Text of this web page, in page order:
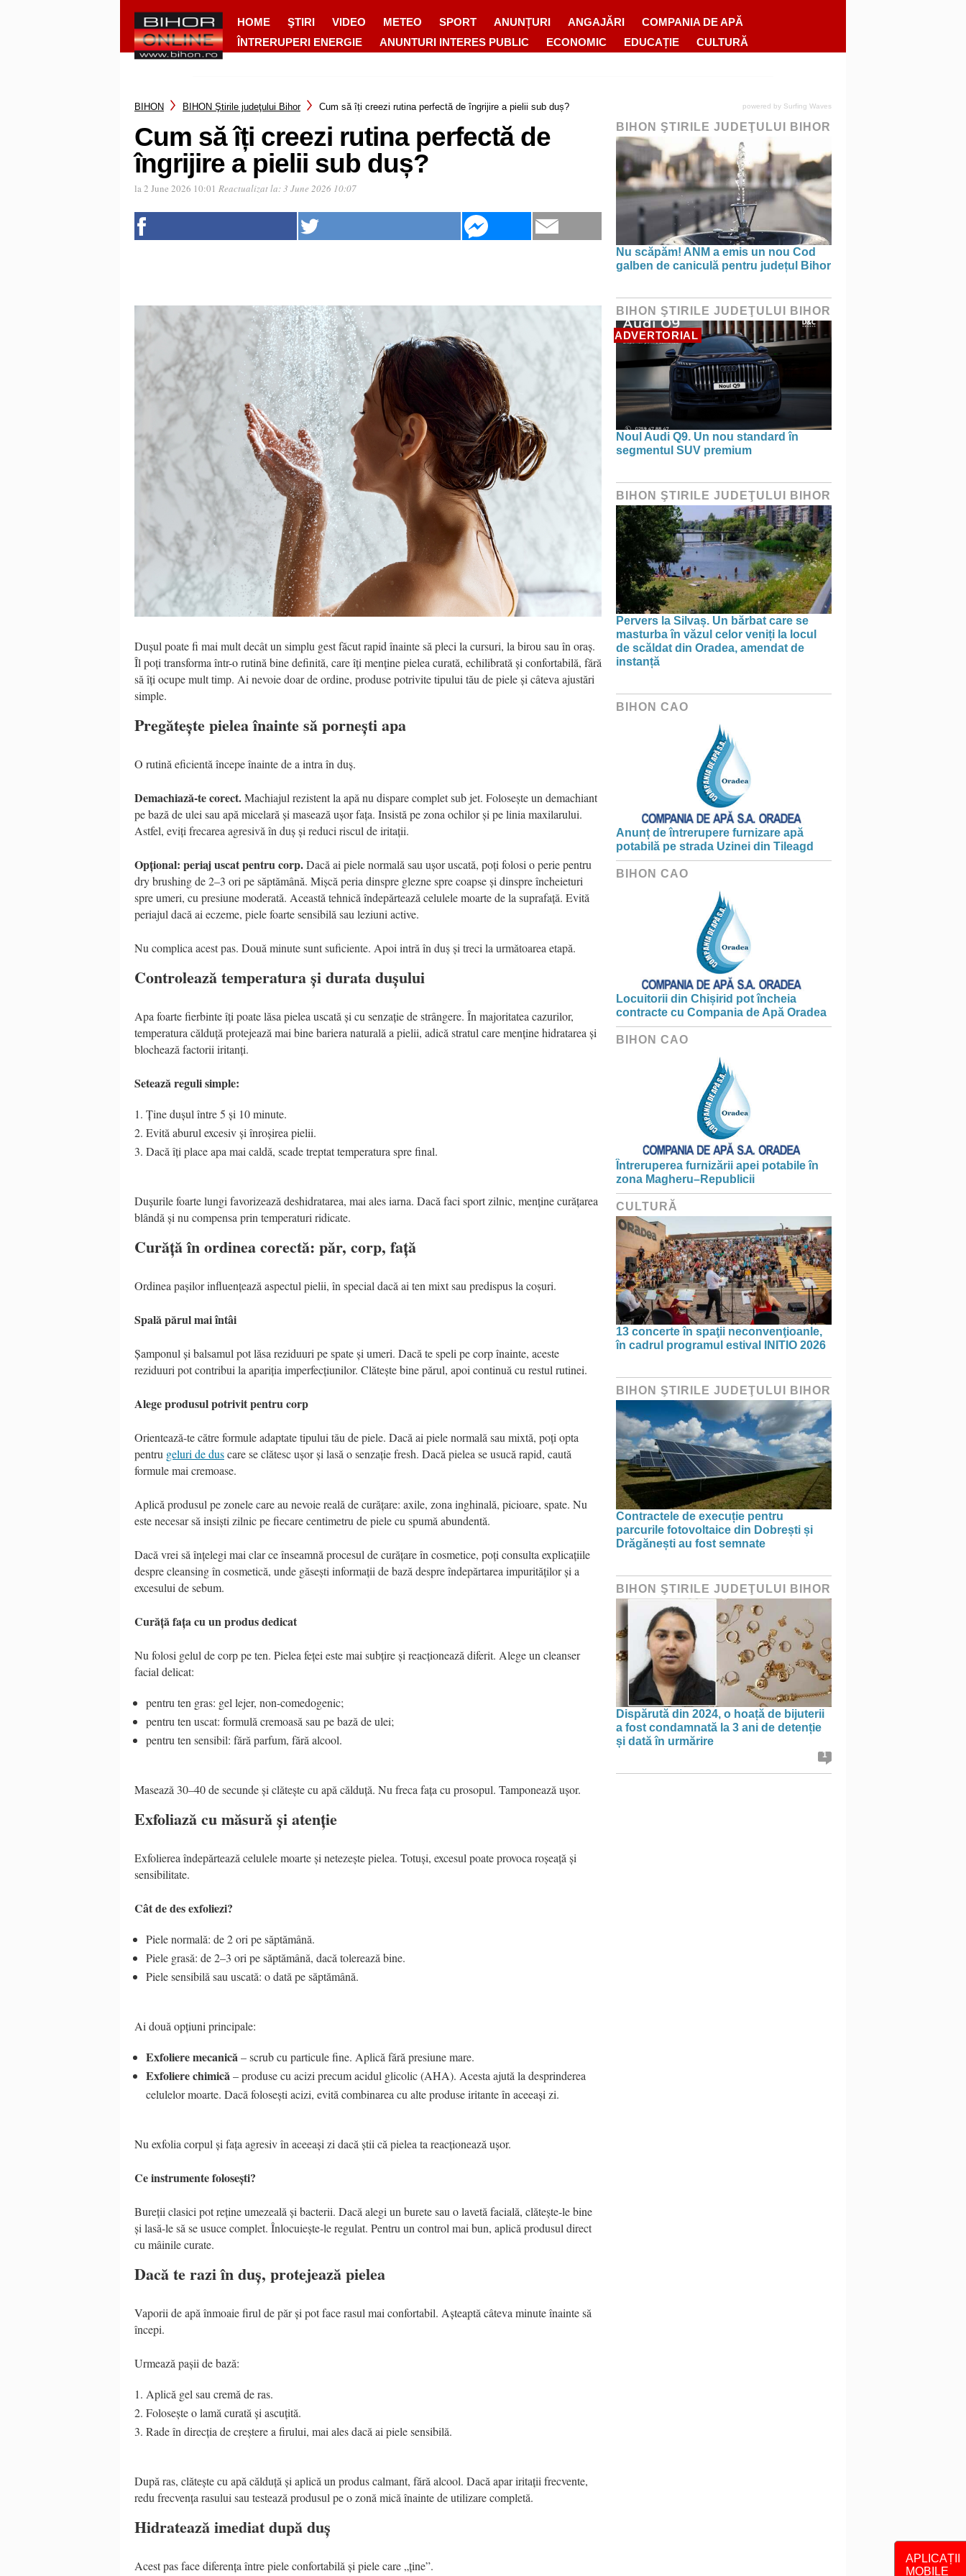
HOME ŞTIRI VIDEO METEO SPORT ANUNȚURI ANGAJĂRI
COMPANIA DE APĂ
ÎNTRERUPERI ENERGIE
ANUNTURI INTERES PUBLIC ECONOMIC EDUCAȚIE CULTURĂ
APLICAȚII
MOBILE
BIHON BIHON Ştirile judeţului Bihor Cum să îți creezi rutina perfectă de îngrijire a pielii sub duș?
Cum să îți creezi rutina perfectă de
îngrijire a pielii sub duș?
la 2 June 2026 10:01 Reactualizat la:3 June 2026 10:07
Dușul poate fi mai mult decât un simplu gest făcut rapid înainte să pleci la cursuri, la birou sau în oraș.
Îl poți transforma într-o rutină bine definită, care îți menține pielea curată, echilibrată și confortabilă, fără
să îți ocupe mult timp. Ai nevoie doar de ordine, produse potrivite tipului tău de piele și câteva ajustări
simple.
Pregătește pielea înainte să pornești apa
O rutină eficientă începe înainte de a intra în duș.
Demachiază-te corect.Machiajul rezistent la apă nu dispare complet sub jet. Folosește un demachiant
pe bază de ulei sau apă micelară și masează ușor fața. Insistă pe zona ochilor și pe linia maxilarului.
Astfel, eviți frecarea agresivă în duș și reduci riscul de iritații.
Opțional: periaj uscat pentru corp.Dacă ai piele normală sau ușor uscată, poți folosi o perie pentru
dry brushing de 2–3 ori pe săptămână. Mișcă peria dinspre glezne spre coapse și dinspre încheieturi
spre umeri, cu presiune moderată. Această tehnică îndepărtează celulele moarte de la suprafață. Evită
periajul dacă ai eczeme, piele foarte sensibilă sau leziuni active.
Nu complica acest pas. Două minute sunt suficiente. Apoi intră în duș și treci la următoarea etapă.
Controlează temperatura și durata dușului
Apa foarte fierbinte îți poate lăsa pielea uscată și cu senzație de strângere. În majoritatea cazurilor,
temperatura călduță protejează mai bine bariera naturală a pielii, adică stratul care menține hidratarea și
blochează factorii iritanți.
Setează reguli simple:
Ține dușul între 5 și 10 minute.
Evită aburul excesiv și înroșirea pielii.
Dacă îți place apa mai caldă, scade treptat temperatura spre final.
Dușurile foarte lungi favorizează deshidratarea, mai ales iarna. Dacă faci sport zilnic, menține curățarea
blândă și nu compensa prin temperaturi ridicate.
Curăță în ordinea corectă: păr, corp, față
Ordinea pașilor influențează aspectul pielii, în special dacă ai ten mixt sau predispus la coșuri.
Spală părul mai întâi
Șamponul și balsamul pot lăsa reziduuri pe spate și umeri. Dacă te speli pe corp înainte, aceste
reziduuri pot contribui la apariția imperfecțiunilor. Clătește bine părul, apoi continuă cu restul rutinei.
Alege produsul potrivit pentru corp
Orientează-te către formule adaptate tipului tău de piele. Dacă ai piele normală sau mixtă, poți opta
pentru geluri de duscare se clătesc ușor și lasă o senzație fresh. Dacă pielea se usucă rapid, caută
formule mai cremoase.
Aplică produsul pe zonele care au nevoie reală de curățare: axile, zona inghinală, picioare, spate. Nu
este necesar să insiști zilnic pe fiecare centimetru de piele cu spumă abundentă.
Dacă vrei să înțelegi mai clar ce înseamnă procesul de curățare în cosmetice, poți consulta explicațiile
despre cleansing în cosmetică, unde găsești informații de bază despre îndepărtarea impurităților și a
excesului de sebum.
Curăță fața cu un produs dedicat
Nu folosi gelul de corp pe ten. Pielea feței este mai subțire și reacționează diferit. Alege un cleanser
facial delicat:
pentru ten gras: gel lejer, non-comedogenic;
pentru ten uscat: formulă cremoasă sau pe bază de ulei;
pentru ten sensibil: fără parfum, fără alcool.
Masează 30–40 de secunde și clătește cu apă călduță. Nu freca fața cu prosopul. Tamponează ușor.
Exfoliază cu măsură și atenție
Exfolierea îndepărtează celulele moarte și netezește pielea. Totuși, excesul poate provoca roșeață și
sensibilitate.
Cât de des exfoliezi?
Piele normală: de 2 ori pe săptămână.
Piele grasă: de 2–3 ori pe săptămână, dacă tolerează bine.
Piele sensibilă sau uscată: o dată pe săptămână.
Ai două opțiuni principale:
Exfoliere mecanică– scrub cu particule fine. Aplică fără presiune mare.
Exfoliere chimică– produse cu acizi precum acidul glicolic (AHA). Acesta ajută la desprinderea
celulelor moarte. Dacă folosești acizi, evită combinarea cu alte produse iritante în aceeași zi.
Nu exfolia corpul și fața agresiv în aceeași zi dacă știi că pielea ta reacționează ușor.
Ce instrumente folosești?
Bureții clasici pot reține umezeală și bacterii. Dacă alegi un burete sau o lavetă facială, clătește-le bine
și lasă-le să se usuce complet. Înlocuiește-le regulat. Pentru un control mai bun, aplică produsul direct
cu mâinile curate.
Dacă te razi în duș, protejează pielea
Vaporii de apă înmoaie firul de păr și pot face rasul mai confortabil. Așteaptă câteva minute înainte să
începi.
Urmează pașii de bază:
Aplică gel sau cremă de ras.
Folosește o lamă curată și ascuțită.
Rade în direcția de creștere a firului, mai ales dacă ai piele sensibilă.
După ras, clătește cu apă călduță și aplică un produs calmant, fără alcool. Dacă apar iritații frecvente,
redu frecvența rasului sau testează produsul pe o zonă mică înainte de utilizare completă.
Hidratează imediat după duș
Acest pas face diferența între piele confortabilă și piele care „ține”.
powered by Surfing Waves
BIHON ŞTIRILE JUDEŢULUI BIHOR
Nu scăpăm! ANM a emis un nou Cod
galben de caniculă pentru județul Bihor
BIHON ŞTIRILE JUDEŢULUI BIHOR
ADVERTORIAL
Noul Audi Q9. Un nou standard în
segmentul SUV premium
BIHON ŞTIRILE JUDEŢULUI BIHOR
Pervers la Silvaș. Un bărbat care se
masturba în văzul celor veniți la locul
de scăldat din Oradea, amendat de
instanță
BIHON CAO
Anunț de întrerupere furnizare apă
potabilă pe strada Uzinei din Tileagd
BIHON CAO
Locuitorii din Chișirid pot încheia
contracte cu Compania de Apă Oradea
BIHON CAO
Întreruperea furnizării apei potabile în
zona Magheru–Republicii
CULTURĂ
13 concerte în spaţii neconvenţioanle,
în cadrul programul estival INITIO 2026
BIHON ŞTIRILE JUDEŢULUI BIHOR
Contractele de execuție pentru
parcurile fotovoltaice din Dobrești și
Drăgănești au fost semnate
BIHON ŞTIRILE JUDEŢULUI BIHOR
Dispărută din 2024, o hoață de bijuterii
a fost condamnată la 3 ani de detenție
și dată în urmărire
1